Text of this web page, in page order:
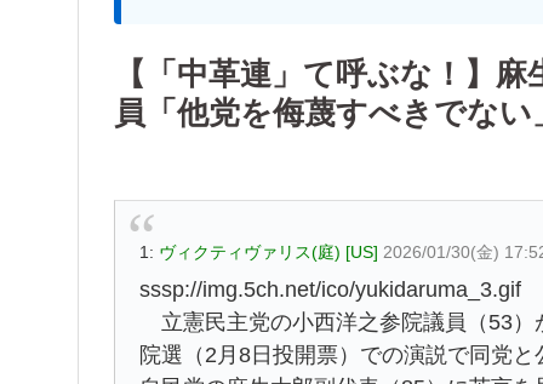
【「中革連」て呼ぶな！】
員「他党を侮蔑すべきでな
1: ヴィクティヴァリス(庭) [US] 2026/01/30(金)
sssp://img.5ch.net/ico/yukidaruma_3.gif
立憲民主党の小西洋之参院議員（53）
院選（2月8日投開票）での演説で同党